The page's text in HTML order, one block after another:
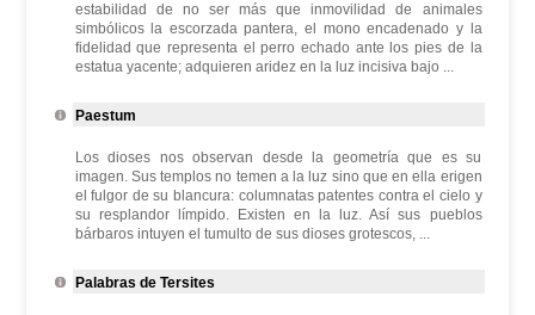
estabilidad de no ser más que inmovilidad de animales
simbólicos la escorzada pantera, el mono encadenado y la
fidelidad que representa el perro echado ante los pies de la
estatua yacente; adquieren aridez en la luz incisiva bajo ...
Paestum
Los dioses nos observan desde la geometría que es su
imagen. Sus templos no temen a la luz sino que en ella erigen
el fulgor de su blancura: columnatas patentes contra el cielo y
su resplandor límpido. Existen en la luz. Así sus pueblos
bárbaros intuyen el tumulto de sus dioses grotescos, ...
Palabras de Tersites